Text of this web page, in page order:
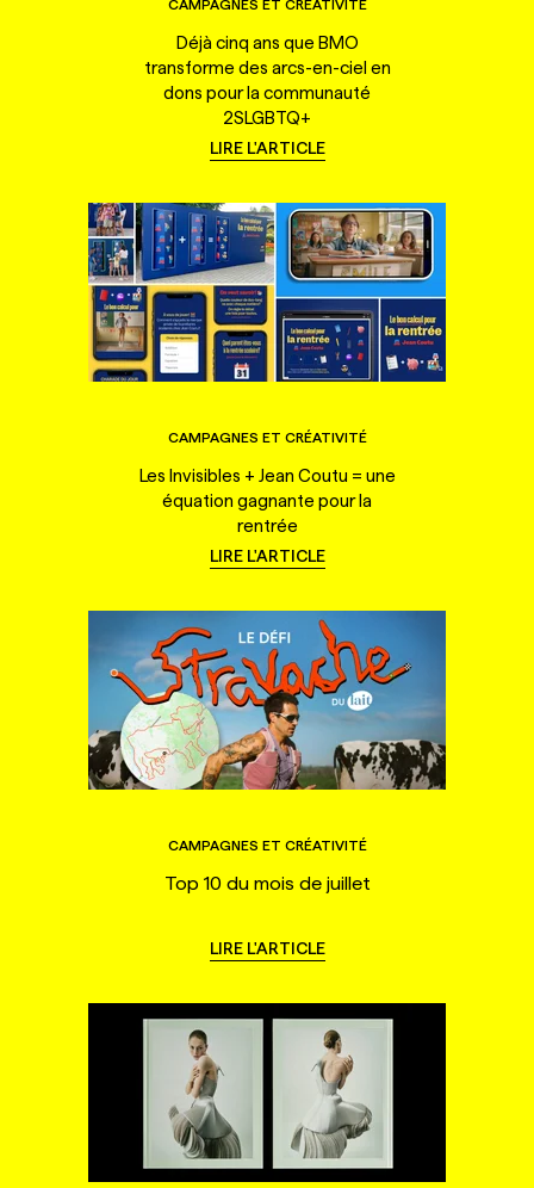
CAMPAGNES ET CRÉATIVITÉ
Déjà cinq ans que BMO
transforme des arcs-en-ciel en
dons pour la communauté
2SLGBTQ+
LIRE L'ARTICLE
CAMPAGNES ET CRÉATIVITÉ
Les Invisibles + Jean Coutu = une
équation gagnante pour la
rentrée
LIRE L'ARTICLE
CAMPAGNES ET CRÉATIVITÉ
Top 10 du mois de juillet
LIRE L'ARTICLE